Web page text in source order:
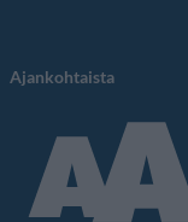
Ajankohtaista